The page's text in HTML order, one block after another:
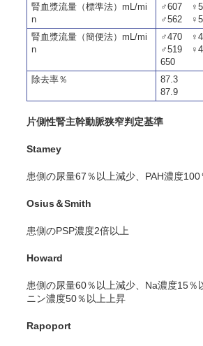
腎血漿流量（標準法）mL/mi
n
♂607
♂562
腎血漿流量（簡便法）mL/mi
n
♂470
♂519
650
除去率％
87.3
87.9
片側性腎主幹動脈狭窄判定基準
Stamey
患側の尿量67％以上減少、PAH濃度
Osius＆Smith
患側のPSP濃度2倍以上
Howard
患側の尿量60％以上減少、Na濃度15％
ニン濃度50％以上上昇
Rapoport